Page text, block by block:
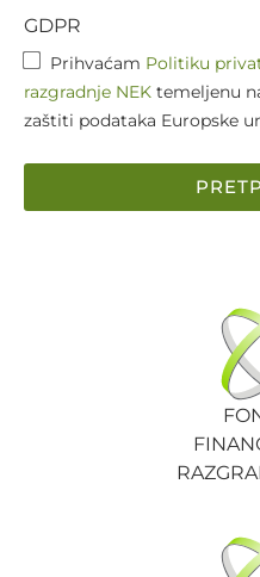
GDPR
Prihvaćam Politiku
razgradnje NEK temeljenu
zaštiti podataka Europske